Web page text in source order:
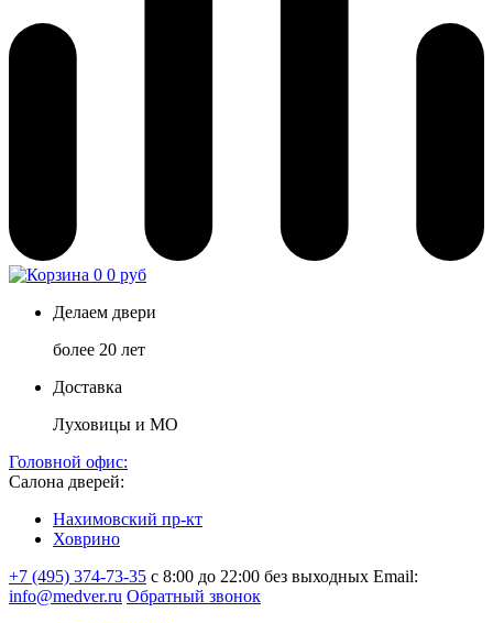
0 0 руб
Делаем двери
более 20 лет
Доставка
Луховицы и МО
Головной офис:
Салона дверей:
Нахимовский пр-кт
Ховрино
+7 (495) 374-73-35 с 8:00 до 22:00 без выходных Email:
info@medver.ru Обратный звонок